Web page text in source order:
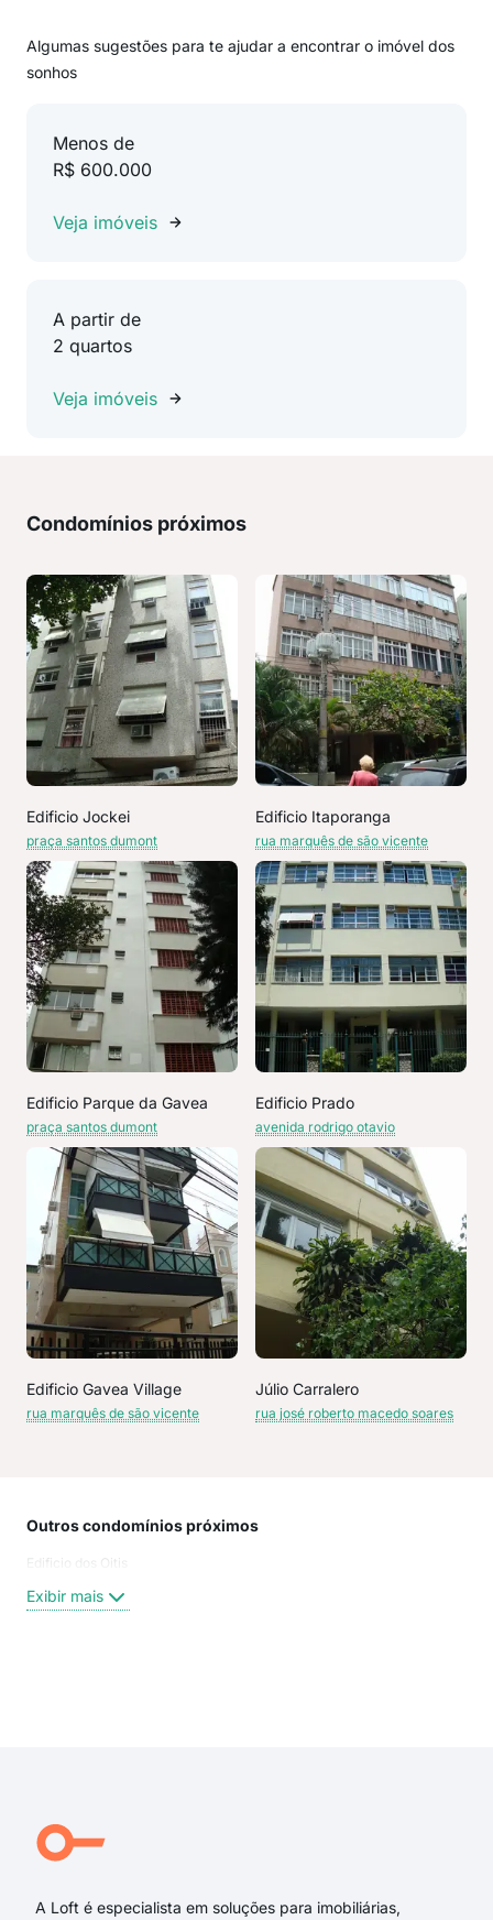
Algumas sugestões para te ajudar a encontrar o imóvel dos
sonhos
Menos de
R$ 600.000
Veja imóveis
A partir de
2 quartos
Veja imóveis
Condomínios próximos
Edificio Jockei
praça santos dumont
Edificio Itaporanga
rua marquês de são vicente
Edificio Parque da Gavea
praça santos dumont
Edificio Prado
avenida rodrigo otavio
Edificio Gavea Village
rua marquês de são vicente
Júlio Carralero
rua josé roberto macedo soares
Outros condomínios próximos
Edificio dos Oitis
Exibir mais
A Loft é especialista em soluções para imobiliárias,